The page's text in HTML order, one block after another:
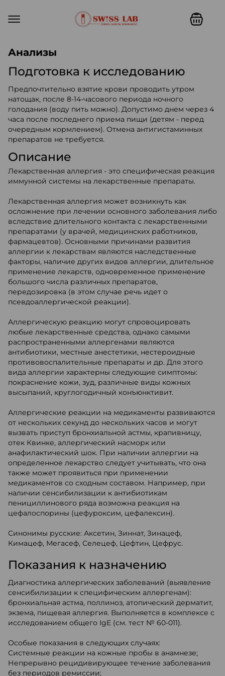
Анализы
Подготовка к исследованию
Предпочтительно взятие крови проводить утром
натощак, после 8-14-часового периода ночного
голодания (воду пить можно). Допустимо днем через 4
часа после последнего приема пищи (детям - перед
очередным кормлением). Отмена антигистаминных
препаратов не требуется.
Описание
Лекарственная аллергия - это специфическая реакция
иммунной системы на лекарственные препараты.
Лекарственная аллергия может возникнуть как
осложнение при лечении основного заболевания либо
вследствие длительного контакта с лекарственными
препаратами (у врачей, медицинских работников,
фармацевтов). Основными причинами развития
аллергии к лекарствам являются наследственные
факторы, наличие других видов аллергии, длительное
применение лекарств, одновременное применение
большого числа различных препаратов,
передозировка (в этом случае речь идет о
псевдоаллергической реакции).
Аллергическую реакцию могут спровоцировать
любые лекарственные средства, однако самыми
распространенными аллергенами являются
антибиотики, местные анестетики, нестероидные
противовоспалительные препараты и др. Для этого
вида аллергии характерны следующие симптомы:
покраснение кожи, зуд, различные виды кожных
высыпаний, круглогодичный конъюнктивит.
Аллергические реакции на медикаменты развиваются
от нескольких секунд до нескольких часов и могут
вызвать приступ бронхиальной астмы, крапивницу,
отек Квинке, аллергический насморк или
анафилактический шок. При наличии аллергии на
определенное лекарство следует учитывать, что она
также может проявиться при применении
медикаментов со сходным составом. Например, при
наличии сенсибилизации к антибиотикам
пенициллинового ряда возможна реакция на
цефалоспорины (цефуроксим, цефалексин).
Синонимы русские: Аксетин, Зиннат, Зинацеф,
Кимацеф, Мегасеф, Селецеф, Цефтин, Цефрус.
Показания к назначению
Диагностика аллергических заболеваний (выявление
сенсибилизации к специфическим аллергенам):
бронхиальная астма, поллиноз, атопический дерматит,
экзема, пищевая аллергия. Выполняется в комплексе с
исследованием общего IgE (см. тест № 60-011).
Особые показания в следующих случаях:
Системные реакции на кожные пробы в анамнезе;
Непрерывно рецидивирующее течение заболевания
без периодов ремиссии;